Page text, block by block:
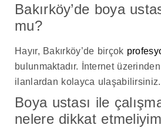
Bakırköy’de boya
mu?
Hayır, Bakırköy’de birçok
bulunmaktadır. İnternet
ilanlardan kolayca ulaşabilirsiniz.
Boya ustası ile
nelere dikkat